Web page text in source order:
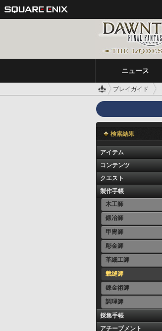
ニュース
プレイガイド
検索結果
アイテム
コンテンツ
クエスト
製作手帳
木工師
鍛冶師
甲冑師
彫金師
革細工師
裁縫師
錬金術師
調理師
採集手帳
アチーブメント